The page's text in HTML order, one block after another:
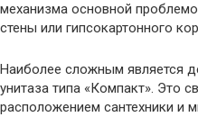
механизма основной
стены или гипсокартонного
Наиболее сложным является
унитаза типа «Компакт». Это
расположением сантехники и